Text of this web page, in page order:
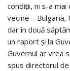
condiții, ni s-a mai
vecine – Bulgaria,
dar în două
un raport și la
Guvernul ar vrea
spus directorul